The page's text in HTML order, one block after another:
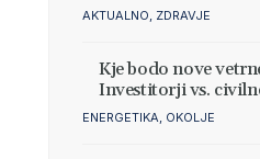
AKTUALNO, ZDRAVJE
Kje bodo nove
Investitorji vs.
ENERGETIKA, OKOLJE